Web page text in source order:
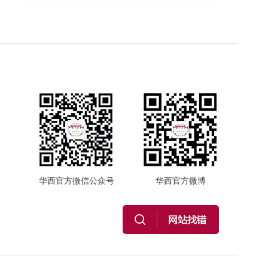
华西官方微信公众号 华西官方微博